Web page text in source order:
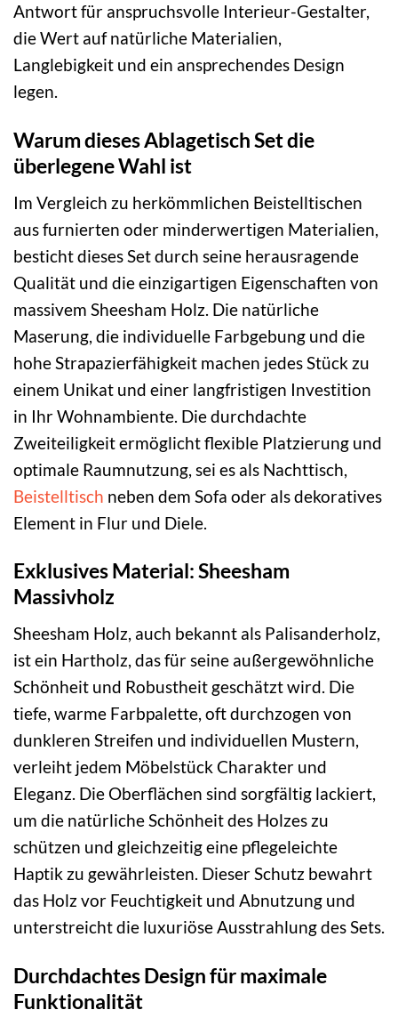
Antwort für anspruchsvolle Interieur-Gestalter,
die Wert auf natürliche Materialien,
Langlebigkeit und ein ansprechendes Design
legen.
Warum dieses Ablagetisch Set die
überlegene Wahl ist
Im Vergleich zu herkömmlichen Beistelltischen
aus furnierten oder minderwertigen Materialien,
besticht dieses Set durch seine herausragende
Qualität und die einzigartigen Eigenschaften von
massivem Sheesham Holz. Die natürliche
Maserung, die individuelle Farbgebung und die
hohe Strapazierfähigkeit machen jedes Stück zu
einem Unikat und einer langfristigen Investition
in Ihr Wohnambiente. Die durchdachte
Zweiteiligkeit ermöglicht flexible Platzierung und
optimale Raumnutzung, sei es als Nachttisch,
Beistelltisch neben dem Sofa oder als dekoratives
Element in Flur und Diele.
Exklusives Material: Sheesham
Massivholz
Sheesham Holz, auch bekannt als Palisanderholz,
ist ein Hartholz, das für seine außergewöhnliche
Schönheit und Robustheit geschätzt wird. Die
tiefe, warme Farbpalette, oft durchzogen von
dunkleren Streifen und individuellen Mustern,
verleiht jedem Möbelstück Charakter und
Eleganz. Die Oberflächen sind sorgfältig lackiert,
um die natürliche Schönheit des Holzes zu
schützen und gleichzeitig eine pflegeleichte
Haptik zu gewährleisten. Dieser Schutz bewahrt
das Holz vor Feuchtigkeit und Abnutzung und
unterstreicht die luxuriöse Ausstrahlung des Sets.
Durchdachtes Design für maximale
Funktionalität